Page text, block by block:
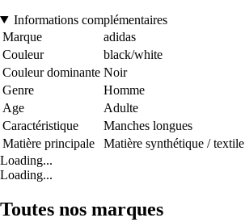
Informations complémentaires
Marque
adidas
Couleur
black/white
Couleur dominante Noir
Genre
Homme
Age
Adulte
Caractéristique
Manches longues
Matière principale
Matière synthétique / textile
Loading...
Loading...
Toutes nos marques